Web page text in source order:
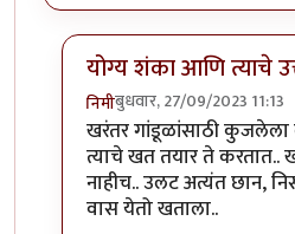
योग्य शंका आणि त्याचे
निमीबुधवार, 27/09/2023 11:13
In reply toचांगलाच
खरंतर गांडूळांसाठी कुजलेला
त्याचे खत तयार ते करतात..
नाहीच.. उलट अत्यंत छान,
वास येतो खताला..